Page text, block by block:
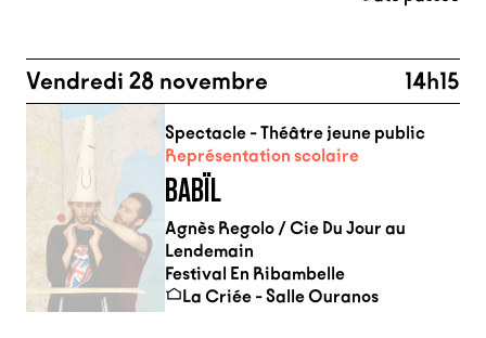
Vendredi 28 novembre 14h15
Spectacle - Théâtre jeune public
Représentation scolaire
BABÏL
Agnès Regolo / Cie Du Jour au
Lendemain
Festival En Ribambelle
La Criée - Salle Ouranos